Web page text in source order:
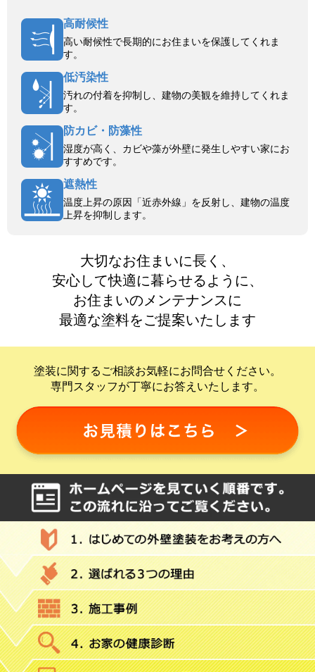
高耐候性
高い耐候性で長期的にお住まいを保護してくれま
す。
低汚染性
汚れの付着を抑制し、建物の美観を維持してくれま
す。
防カビ・防藻性
湿度が高く、カビや藻が外壁に発生しやすい家にお
すすめです。
遮熱性
温度上昇の原因「近赤外線」を反射し、建物の温度
上昇を抑制します。
大切なお住まいに長く、
安心して快適に暮らせるように、
お住まいのメンテナンスに
最適な塗料をご提案いたします
塗装に関するご相談お気軽にお問合せください。
専門スタッフが丁寧にお答えいたします。